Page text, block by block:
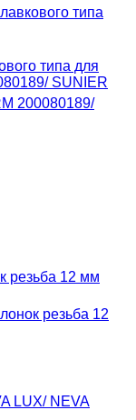
типа для
SUNIER
резьба 12 мм